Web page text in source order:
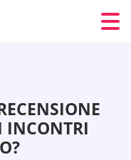
INCONTRI